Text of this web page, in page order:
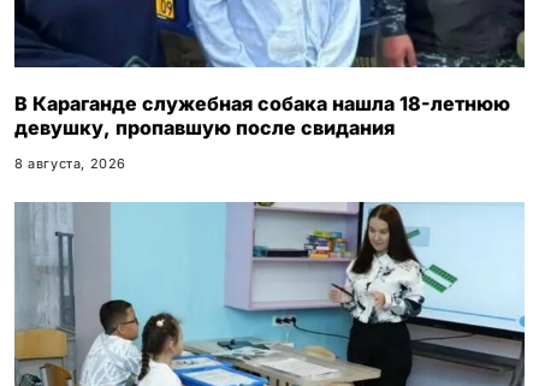
В Караганде служебная собака нашла 18-летнюю
девушку, пропавшую после свидания
8 августа, 2026